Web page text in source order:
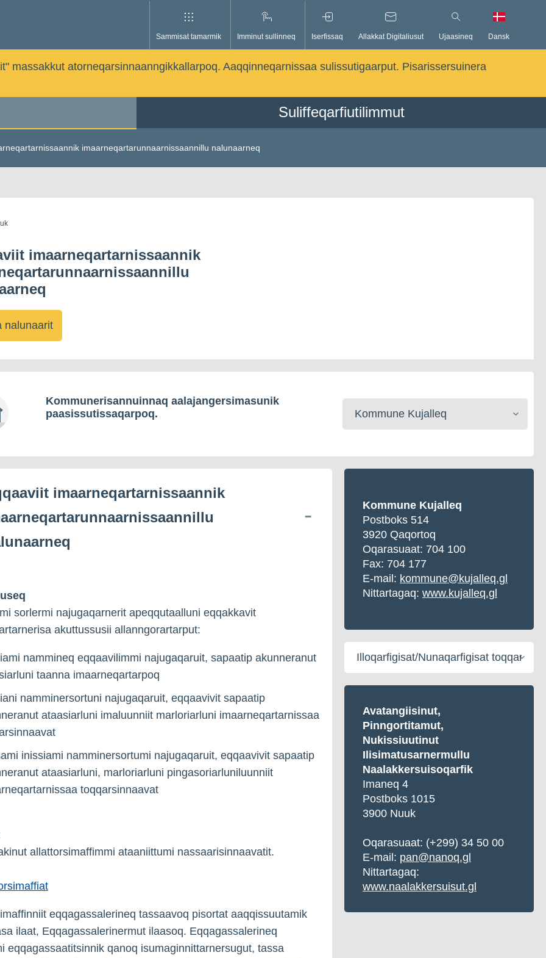
Sammisat tamarmik Imminut sullinneq Iserfissaq Allakkat Digitaliusut Ujaasineq Dansk
massakkut atorneqarsinnaanngikkallarpoq. Aaqqinneqarnissaa sulissutigaarput. Pisarissersuinera
Suliffeqarfiutilimmut
imaarneqartarunnaarnissaannillu nalunaarneq
imaarneqartarnissaannik
nalunaarit
Kommunerisannuinnaq aalajangersimasunik
paasissutissaqarpoq.
Kommunerisat
toqqaruk
imaarneqartarnissaannik
sorlermi najugaqarnerit apeqqutaalluni eqqakkavit
akuttussusii allanngorartarput:
nammineq eqqaavilimmi najugaqaruit, sapaatip akunneranut
taanna imaarneqartarpoq
namminersortuni najugaqaruit, eqqaavivit sapaatip
ataasiarluni imaluunniit marloriarluni imaarneqartarnissaa
inissiami namminersortumi najugaqaruit, eqqaavivit sapaatip
ataasiarluni, marloriarluni pingasoriarluniluunniit
toqqarsinnaavat
allattorsimaffimmi ataaniittumi nassaarisinnaavatit.
eqqagassalerineq tassaavoq pisortat aaqqissuutamik
ilaat, Eqqagassalerinermut ilaasoq. Eqqagassalerineq
eqqagassaatitsinnik qanoq isumaginnittarnersugut, tassa
Kommune Kujalleq
Postboks 514
3920 Qaqortoq
Oqarasuaat: 704 100
Fax: 704 177
E-mail: kommune@kujalleq.gl
Nittartagaq: www.kujalleq.gl
Illoqarfigisat/Nunaqarfigisat
toqqaruk
Avatangiisinut,
Pinngortitamut,
Nukissiuutinut
Ilisimatusarnermullu
Naalakkersuisoqarfik
Imaneq 4
Postboks 1015
3900 Nuuk
Oqarasuaat: (+299) 34 50 00
E-mail: pan@nanoq.gl
Nittartagaq:
www.naalakkersuisut.gl